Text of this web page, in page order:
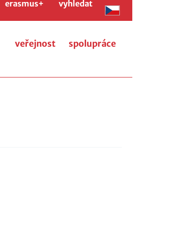
erasmus+ vyhledat
veřejnost spolupráce